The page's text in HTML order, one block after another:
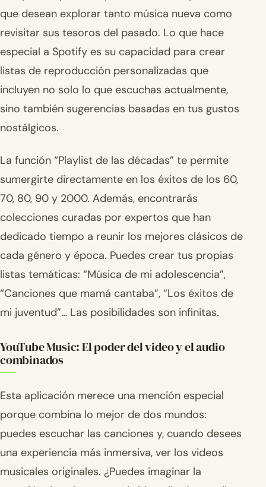
que desean explorar tanto música nueva como
revisitar sus tesoros del pasado. Lo que hace
especial a Spotify es su capacidad para crear
listas de reproducción personalizadas que
incluyen no solo lo que escuchas actualmente,
sino también sugerencias basadas en tus gustos
nostálgicos.
La función “Playlist de las décadas” te permite
sumergirte directamente en los éxitos de los 60,
70, 80, 90 y 2000. Además, encontrarás
colecciones curadas por expertos que han
dedicado tiempo a reunir los mejores clásicos de
cada género y época. Puedes crear tus propias
listas temáticas: “Música de mi adolescencia”,
“Canciones que mamá cantaba”, “Los éxitos de
mi juventud”… Las posibilidades son infinitas.
YouTube Music: El poder del video y el audio
combinados
Esta aplicación merece una mención especial
porque combina lo mejor de dos mundos:
puedes escuchar las canciones y, cuando desees
una experiencia más inmersiva, ver los videos
musicales originales. ¿Puedes imaginar la